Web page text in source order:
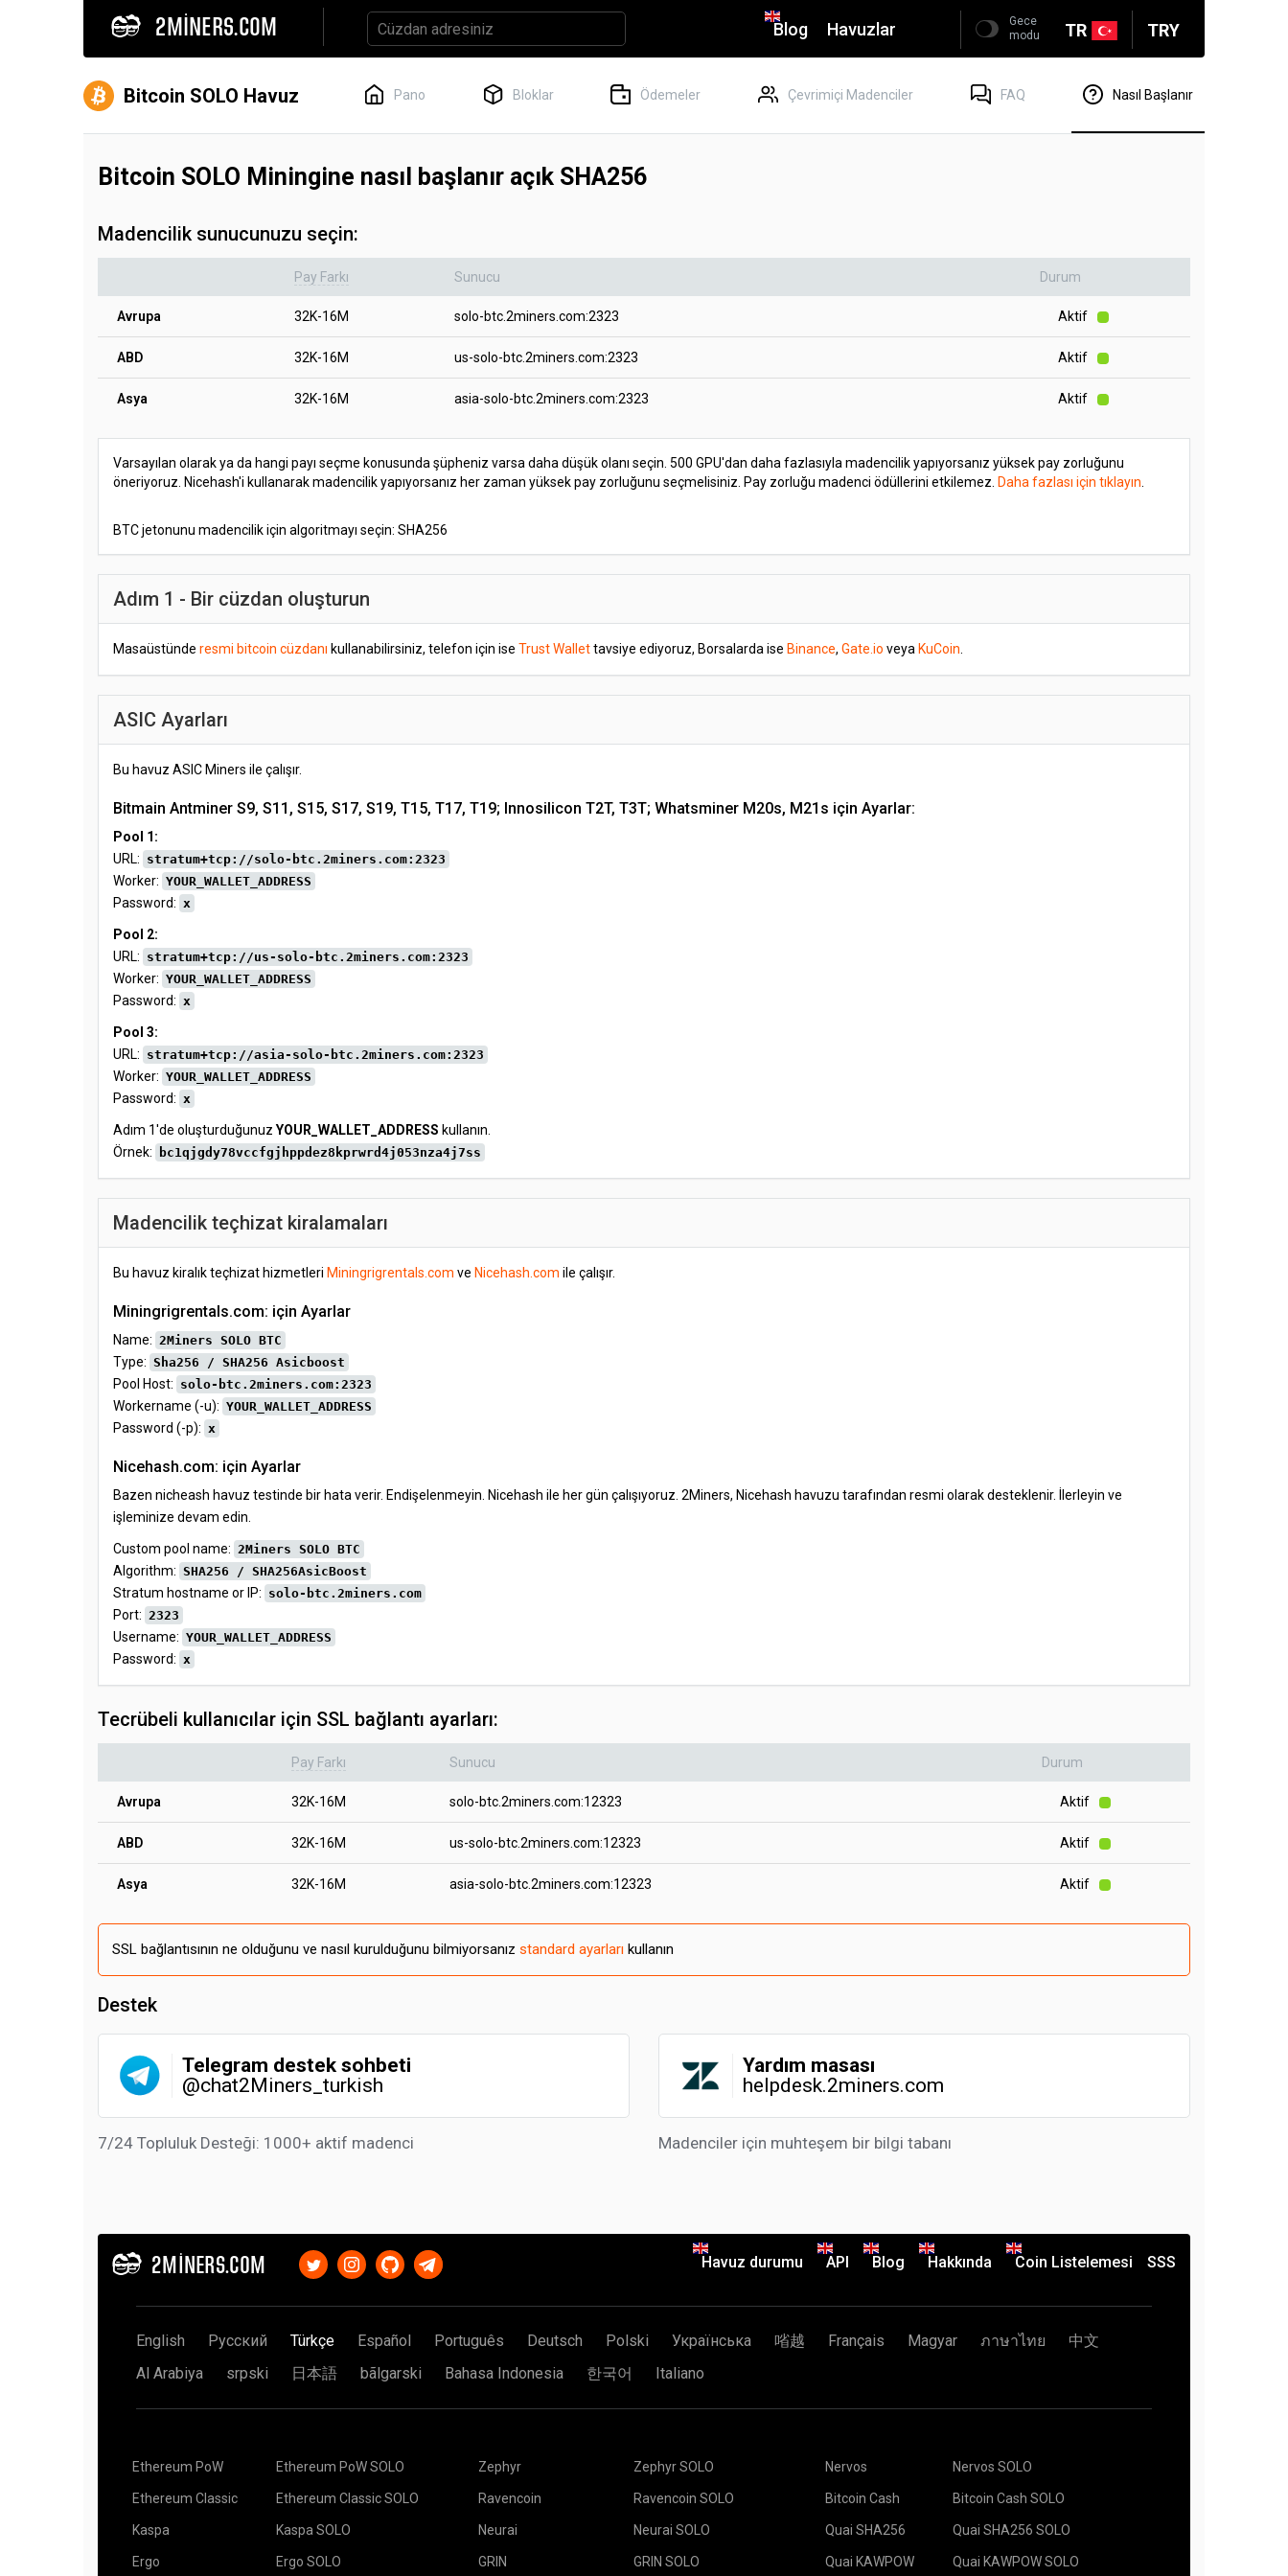
2MINERS.COM TR TRY
Blog Havuzlar
Gece
modu
Bitcoin SOLO Havuz Pano Bloklar Ödemeler Çevrimiçi Madenciler FAQ Nasıl Başlanır
Bitcoin SOLO Miningine nasıl başlanır açık SHA256
Madencilik sunucunuzu seçin:
Pay Farkı Sunucu Durum
Avrupa 32K-16M solo-btc.2miners.com:2323 Aktif
ABD 32K-16M us-solo-btc.2miners.com:2323 Aktif
Asya 32K-16M asia-solo-btc.2miners.com:2323 Aktif
Varsayılan olarak ya da hangi payı seçme konusunda şüpheniz varsa daha düşük olanı seçin. 500 GPU'dan daha fazlasıyla madencilik yapıyorsanız yüksek pay zorluğunu
öneriyoruz. Nicehash'i kullanarak madencilik yapıyorsanız her zaman yüksek pay zorluğunu seçmelisiniz. Pay zorluğu madenci ödüllerini etkilemez. Daha fazlası için tıklayın
BTC jetonunu madencilik için algoritmayı seçin: SHA256
Adım 1 - Bir cüzdan oluşturun
Masaüstünde resmi bitcoin cüzdanı kullanabilirsiniz, telefon için ise Trust Wallettavsiye ediyoruz, Borsalarda ise Binance, Gate.io veya KuCoin
ASIC Ayarları
Bu havuz ASIC Miners ile çalışır.
Bitmain Antminer S9, S11, S15, S17, S19, T15, T17, T19; Innosilicon T2T, T3T; Whatsminer M20s, M21s için Ayarlar:
Pool 1:
URL: stratum+tcp://solo-btc.2miners.com:2323
Worker: YOUR_WALLET_ADDRESS
Password: x
Pool 2:
URL: stratum+tcp://us-solo-btc.2miners.com:2323
Worker: YOUR_WALLET_ADDRESS
Password: x
Pool 3:
URL: stratum+tcp://asia-solo-btc.2miners.com:2323
Worker: YOUR_WALLET_ADDRESS
Password: x
Adım 1'de oluşturduğunuz YOUR_WALLET_ADDRESS kullanın.
Örnek:
bc1qjgdy78vccfgjhppdez8kprwrd4j053nza4j7ss
Madencilik teçhizat kiralamaları
Bu havuz kiralık teçhizat hizmetleri Miningrigrentals.com ve Nicehash.com ile çalışır.
Miningrigrentals.com: için Ayarlar
Name: 2Miners SOLO BTC
Type: Sha256 / SHA256 Asicboost
Pool Host: solo-btc.2miners.com:2323
Workername (-u): YOUR_WALLET_ADDRESS
Password (-p): x
Nicehash.com: için Ayarlar
Bazen nicheash havuz testinde bir hata verir. Endişelenmeyin. Nicehash ile her gün çalışıyoruz. 2Miners, Nicehash havuzu tarafından resmi olarak desteklenir. İlerleyin ve
işleminize devam edin.
Custom pool name: 2Miners SOLO BTC
Algorithm: SHA256 / SHA256AsicBoost
Stratum hostname or IP: solo-btc.2miners.com
Port: 2323
Username: YOUR_WALLET_ADDRESS
Password: x
Tecrübeli kullanıcılar için SSL bağlantı ayarları:
Pay Farkı Sunucu Durum
Avrupa 32K-16M solo-btc.2miners.com:12323 Aktif
ABD 32K-16M us-solo-btc.2miners.com:12323 Aktif
Asya 32K-16M asia-solo-btc.2miners.com:12323 Aktif
SSL bağlantısının ne olduğunu ve nasıl kurulduğunu bilmiyorsanız standard ayarları kullanın
Destek
Telegram destek sohbeti
@chat2Miners_turkish
7/24 Topluluk Desteği: 1000+ aktif madenci
Yardım masası
helpdesk.2miners.com
Madenciler için muhteşem bir bilgi tabanı
2MINERS.COM Havuz durumu API Blog Hakkında Coin Listelemesi SSS
English Русский Türkçe Español Português Deutsch Polski Українська 㗂越 Français Magyar ภาษาไทย
中文
Al Arabiya
srpski 日本語 bãlgarski Bahasa Indonesia 한국어 Italiano
Ethereum PoW
Ethereum Classic
Kaspa
Ergo
Ethereum PoW SOLO
Ethereum Classic SOLO
Kaspa SOLO
Ergo SOLO
Zephyr
Ravencoin
Neurai
GRIN
Zephyr SOLO
Ravencoin SOLO
Neurai SOLO
GRIN SOLO
Nervos
Bitcoin Cash
Quai SHA256
Quai KAWPOW
Nervos SOLO
Bitcoin Cash SOLO
Quai SHA256 SOLO
Quai KAWPOW SOLO